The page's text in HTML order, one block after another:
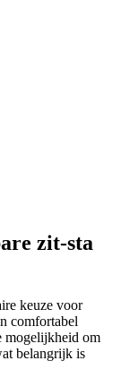
zit-sta
keuze voor
comfortabel
mogelijkheid om
belangrijk is